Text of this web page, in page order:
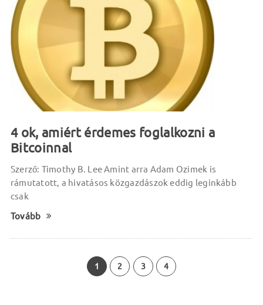
4 ok, amiért érdemes foglalkozni a
Bitcoinnal
Szerző: Timothy B. Lee Amint arra Adam Ozimek is
rámutatott, a hivatásos közgazdászok eddig leginkább
csak
Tovább
1 2 3 4